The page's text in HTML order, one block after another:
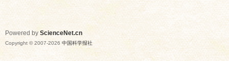
Powered by ScienceNet.cn
Copyright © 2007-2026 中国科学报社